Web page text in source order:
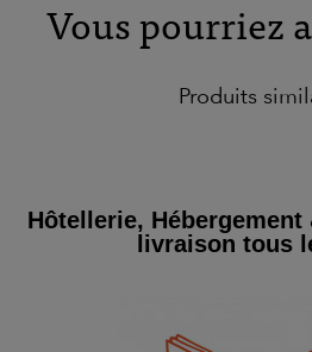
Vous pourriez
Produits
Hôtellerie,
livraison tous